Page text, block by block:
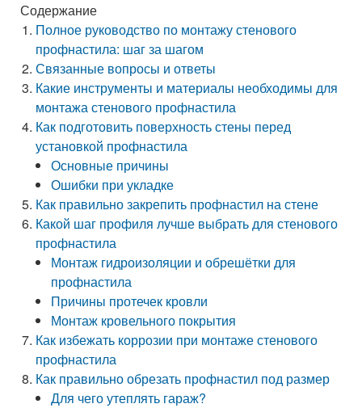
Содержание
Полное руководство по монтажу стенового
профнастила: шаг за шагом
Связанные вопросы и ответы
Какие инструменты и материалы необходимы для
монтажа стенового профнастила
Как подготовить поверхность стены перед
установкой профнастила
Основные причины
Ошибки при укладке
Как правильно закрепить профнастил на стене
Какой шаг профиля лучше выбрать для стенового
профнастила
Монтаж гидроизоляции и обрешётки для
профнастила
Причины протечек кровли
Монтаж кровельного покрытия
Как избежать коррозии при монтаже стенового
профнастила
Как правильно обрезать профнастил под размер
Для чего утеплять гараж?